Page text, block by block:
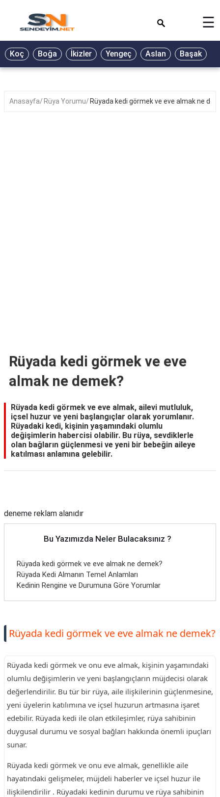
BİYOGRAFİ
GALERİ
☰
Koç Boğa İkizler Yengeç Aslan Başak
Anasayfa Rüya Yorumu Rüyada kedi görmek ve eve almak ne
Rüyada kedi görmek ve eve
almak ne demek?
Rüyada kedi görmek ve eve almak, ailevi mutluluk,
içsel huzur ve yeni başlangıçlar olarak yorumlanır.
Rüyadaki kedi, kişinin yaşamındaki olumlu
değişimlerin habercisi olabilir. Bu rüya, sevdiklerle
olan bağların güçlenmesi ve yeni bir bebeğin aileye
katılması anlamına gelebilir.
deneme reklam alanıdır
Bu Yazımızda Neler Bulacaksınız ?
Rüyada kedi görmek ve eve almak ne demek?
Rüyada Kedi Almanın Temel Anlamları
Kedinin Rengine ve Durumuna Göre Yorumlar
Rüyada kedi görmek ve eve almak ne demek?
Rüyada kedi görmek ve onu eve almak, kişinin yaşamındaki
olumlu değişimlerin ve yeni başlangıçların müjdecisi olarak
değerlendirilir. Bu tür bir rüya, aile ilişkilerinin güçlenmesine,
yeni üyelerin katılımına ve içsel huzurun artmasına işaret
edebilir. Rüyada kedi ile olan etkileşimler, rüya sahibinin
duygusal durumu ve sosyal bağları hakkında önemli ipuçları
sunar.
Rüyada kedi görmek ve onu eve almak, genellikle aile
hayatındaki gelişmeler, müjdeli haberler ve içsel huzur ile
ilişkilendirilir . Rüyadaki kedinin durumu ve rüya sahibinin